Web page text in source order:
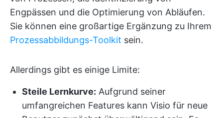
Engpässen und die Optimierung von Abläufen.
Sie können eine großartige Ergänzung zu Ihrem
Prozessabbildungs-Toolkit sein.
Allerdings gibt es einige Limite:
Steile Lernkurve: Aufgrund seiner
umfangreichen Features kann Visio für neue